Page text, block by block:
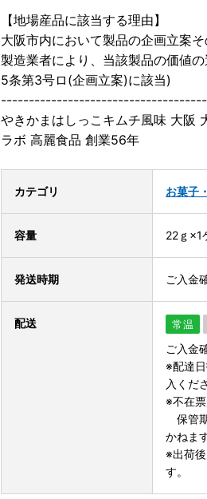
【地場産品に該当する理由】
大阪市内において製品の企画立案
製造業者により、当該製品の価値
5条第3号ロ(企画立案)に該当)
やきかまはしっこキムチ風味 大阪
ラボ 高麗食品 創業56年
カテゴリ お菓子
容量 22ｇ×1
発送時期 ご入金
配送 常温
ご入金
※配達
入くだ
※不在
保管
かねます
※出荷
す。